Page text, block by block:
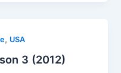
, USA
3 (2012)